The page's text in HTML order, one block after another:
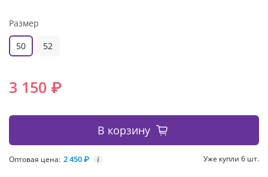
Размер
50
52
3 150 ₽
В корзину
Оптовая цена: 2 450 ₽ i Уже купли 6 шт.